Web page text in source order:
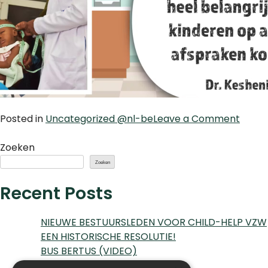
Posted in Uncategorized @nl-beLeave a Comment
Zoeken
Zoeken
Recent Posts
NIEUWE BESTUURSLEDEN VOOR CHILD-HELP VZW
EEN HISTORISCHE RESOLUTIE!
BUS BERTUS (VIDEO)